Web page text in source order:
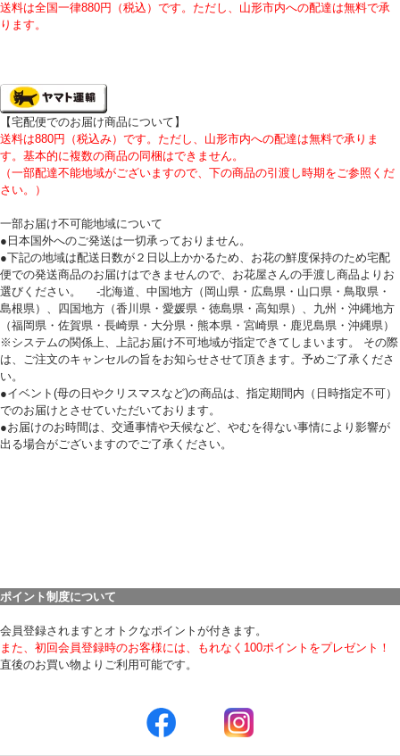
送料は全国一律880円（税込）です。ただし、山形市内への配達は無料で承
ります。
【宅配便でのお届け商品について】
送料は880円（税込み）です。ただし、山形市内への配達は無料で承りま
す。基本的に複数の商品の同梱はできません。
（一部配達不能地域がございますので、下の商品の引渡し時期をご参照くだ
さい。）
一部お届け不可能地域について
●日本国外へのご発送は一切承っておりません。
●下記の地域は配送日数が２日以上かかるため、お花の鮮度保持のため宅配
便での発送商品のお届けはできませんので、お花屋さんの手渡し商品よりお
選びください。 -北海道、中国地方（岡山県・広島県・山口県・鳥取県・
島根県）、四国地方（香川県・愛媛県・徳島県・高知県）、九州・沖縄地方
（福岡県・佐賀県・長崎県・大分県・熊本県・宮崎県・鹿児島県・沖縄県）
※システムの関係上、上記お届け不可地域が指定できてしまいます。 その際
は、ご注文のキャンセルの旨をお知らせさせて頂きます。予めご了承くださ
い。
●イベント(母の日やクリスマスなど)の商品は、指定期間内（日時指定不可）
でのお届けとさせていただいております。
●お届けのお時間は、交通事情や天候など、やむを得ない事情により影響が
出る場合がございますのでご了承ください。
ポイント制度について
会員登録されますとオトクなポイントが付きます。
また、初回会員登録時のお客様には、もれなく100ポイントをプレゼント！
直後のお買い物よりご利用可能です。